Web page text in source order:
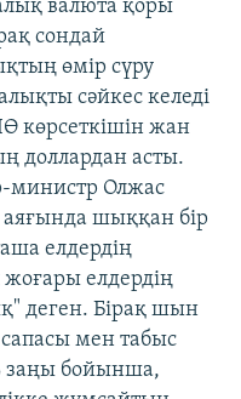
валюта қоры
сондай
өмір сүру
сәйкес келеді
көрсеткішін жан
доллардан асты.
министр Олжас
шыққан бір
елдердің
елдердің
деген. Бірақ шын
мен табыс
заңы бойынша,